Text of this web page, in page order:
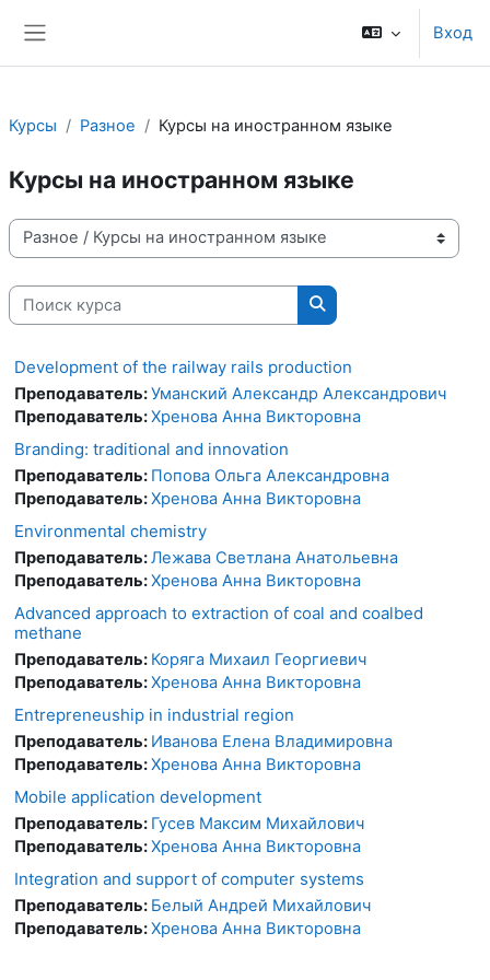
Вход
Курсы Разное Курсы на иностранном языке
Курсы на иностранном языке
Категории курсов
Поиск курса
Поиск курса
Development of the railway rails production
Преподаватель:Уманский Александр Александрович
Преподаватель:Хренова Анна Викторовна
Branding: traditional and innovation
Преподаватель: Попова Ольга Александровна
Преподаватель:Хренова Анна Викторовна
Environmental chemistry
Преподаватель:Лежава Светлана Анатольевна
Преподаватель:Хренова Анна Викторовна
Advanced approach to extraction of coal and coalbed
methane
Преподаватель: Коряга Михаил Георгиевич
Преподаватель:Хренова Анна Викторовна
Entrepreneuship in industrial region
Преподаватель: Иванова Елена Владимировна
Преподаватель:Хренова Анна Викторовна
Mobile application development
Преподаватель: Гусев Максим Михайлович
Преподаватель:Хренова Анна Викторовна
Integration and support of computer systems
Преподаватель: Белый Андрей Михайлович
Преподаватель:Хренова Анна Викторовна